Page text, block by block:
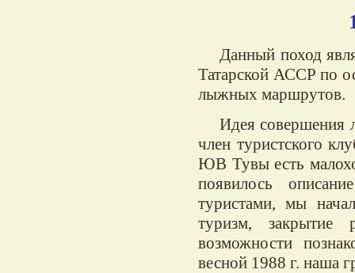
Данный поход
Татарской АССР по
лыжных маршрутов.
Идея совершения
член туристского
ЮВ Тувы есть
появилось
туристами, мы
туризм,
возможности
весной 1988 г. наша